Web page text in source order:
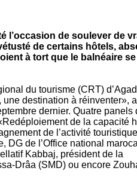
l’occasion de soulever de
de certains hôtels,
à tort que le balnéaire
du tourisme (CRT)
destination à réinventer», a
dernier. Quatre panels
de la capacité
de l’activité
DG de l’Office national
Kabbaj, président de la
Drâa (SMD) ou encore